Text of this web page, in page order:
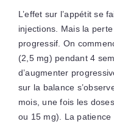
L’effet sur l’appétit se
injections. Mais la
progressif. On
(2,5 mg) pendant 4
d’augmenter
sur la balance
mois, une fois les
ou 15 mg). La